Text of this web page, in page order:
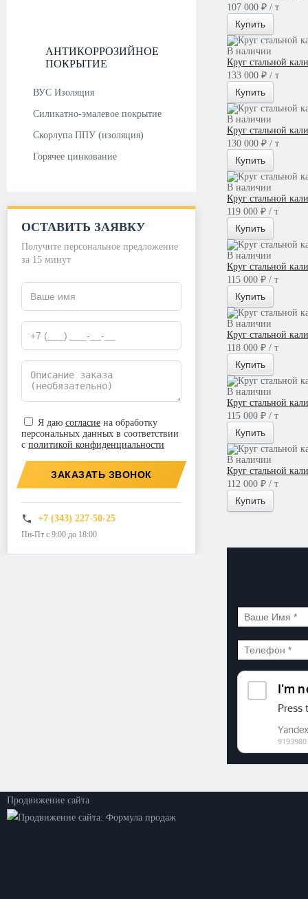
АНТИКОРРОЗИЙНОЕ
ПОКРЫТИЕ
ВУС Изоляция
Силикатно-эмалевое покрытие
Скорлупа ППУ (изоляция)
Горячее цинкование
ОСТАВИТЬ ЗАЯВКУ
Получите персональное предложение
за 15 минут
Я даю согласие на обработку
персональных данных в соответствии
с политикой конфиденциальности
ЗАКАЗАТЬ ЗВОНОК
+7 (343) 227-50-25
Пн-Пт с 9:00 до 18:00
107 000 ₽ / т
Купить
В наличии
Круг стальной
133 000 ₽ / т
Купить
В наличии
Круг стальной
130 000 ₽ / т
Купить
В наличии
Круг стальной
119 000 ₽ / т
Купить
В наличии
Круг стальной
115 000 ₽ / т
Купить
В наличии
Круг стальной
118 000 ₽ / т
Купить
В наличии
Круг стальной
115 000 ₽ / т
Купить
В наличии
Круг стальной
112 000 ₽ / т
Купить
Продвижение сайта